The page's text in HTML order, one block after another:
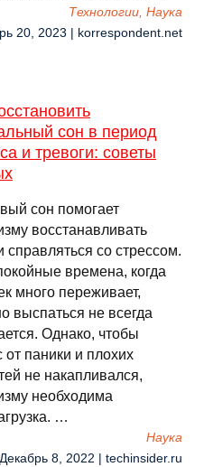
Технологии, Наука
20, 2023 | korrespondent.net
сон в период
и тревоги: советы
сон помогает
восстанавливать
справляться со стрессом.
времена, когда
много переживает,
выспаться не всегда
Однако, чтобы
от паники и плохих
не накапливался,
необходима
…
Наука
8, 2022 | techinsider.ru